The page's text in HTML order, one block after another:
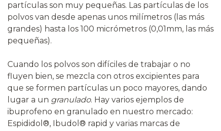
partículas son muy pequeñas. Las partículas de los
polvos van desde apenas unos milímetros (las más
grandes) hasta los 100 micrómetros (0,01mm, las más
pequeñas).
Cuando los polvos son difíciles de trabajar o no
fluyen bien, se mezcla con otros excipientes para
que se formen partículas un poco mayores, dando
lugar a un granulado. Hay varios ejemplos de
ibuprofeno en granulado en nuestro mercado:
Espididol®, Ibudol® rapid y varias marcas de